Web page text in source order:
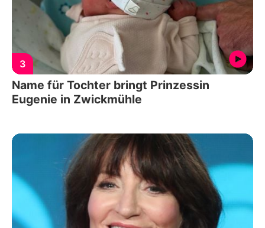
3
Name für Tochter bringt Prinzessin
Eugenie in Zwickmühle